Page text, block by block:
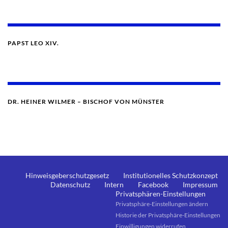
PAPST LEO XIV.
DR. HEINER WILMER – BISCHOF VON MÜNSTER
Hinweisgeberschutzgesetz
Institutionelles Schutzkonzept
Datenschutz
Intern Facebook
Impressum
Privatsphären-Einstellungen
Privatsphäre-Einstellungen ändern
Historie der Privatsphäre-Einstellungen
Einwilligungen widerrufen